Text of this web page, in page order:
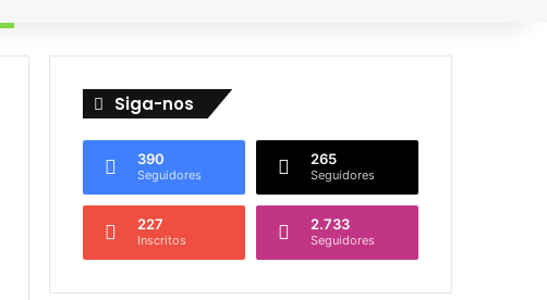
Siga-nos
390
Seguidores
265
Seguidores
227
Inscritos
2.733
Seguidores